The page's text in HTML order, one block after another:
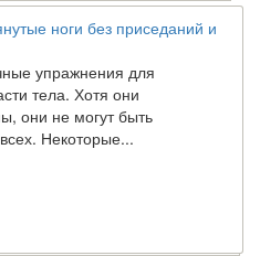
ноги без приседаний и
упражнения для
тела. Хотя они
они не могут быть
Некоторые...